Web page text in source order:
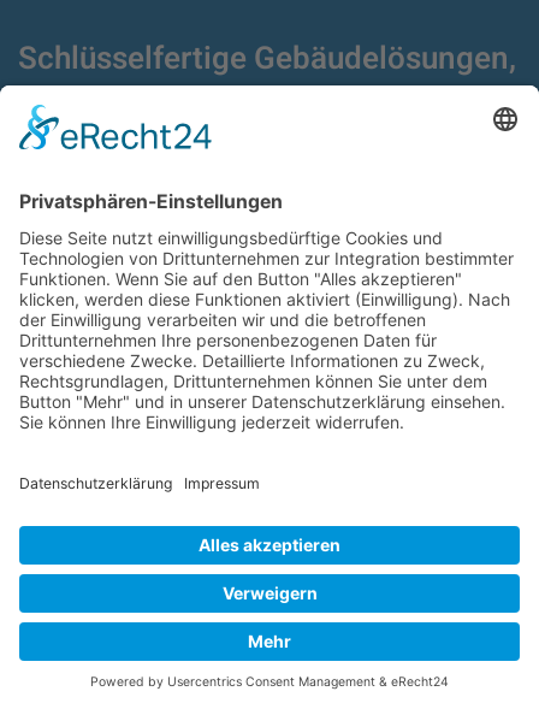
Schlüsselfertige Gebäudelösungen,
Fertigbau,
Modulgebäude und Container
1992
Kontakt
Acker Raum-Systeme GmbH
Ludwig-Erhard-Straße 18
D-20459 Hamburg
Telefon:+49 (0)40 - 685 669